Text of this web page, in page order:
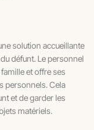
solution accueillante
défunt. Le personnel
et offre ses
personnels. Cela
et de garder les
matériels.